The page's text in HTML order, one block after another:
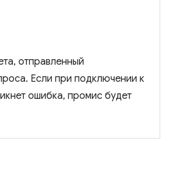
отправленный
Если при подключении к
ошибка, промис будет